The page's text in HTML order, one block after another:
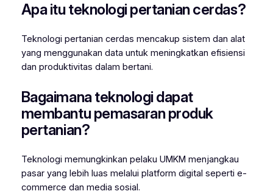
Apa itu teknologi pertanian cerdas?
Teknologi pertanian cerdas mencakup sistem dan alat
yang menggunakan data untuk meningkatkan efisiensi
dan produktivitas dalam bertani.
Bagaimana teknologi dapat
membantu pemasaran produk
pertanian?
Teknologi memungkinkan pelaku UMKM menjangkau
pasar yang lebih luas melalui platform digital seperti e-
commerce dan media sosial.